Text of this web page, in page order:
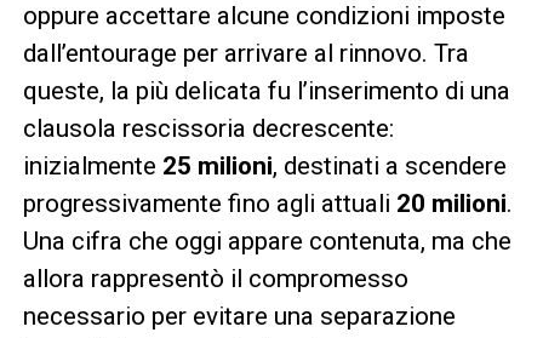
oppure accettare alcune condizioni imposte
dall’entourage per arrivare al rinnovo. Tra
queste, la più delicata fu l’inserimento di una
clausola rescissoria decrescente:
inizialmente 25 milioni, destinati a scendere
progressivamente fino agli attuali 20 milioni.
Una cifra che oggi appare contenuta, ma che
allora rappresentò il compromesso
necessario per evitare una separazione